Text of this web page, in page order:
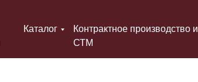
Каталог
Контрактное производство и
СТМ